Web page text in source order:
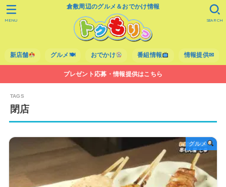
倉敷周辺のグルメ＆おでかけ情報
新店舗 グルメ🍽 おでかけ 番組情報 情報提供✉
SEARCH
MENU
プレゼント応募・情報提供はこちら
閉店
グルメ